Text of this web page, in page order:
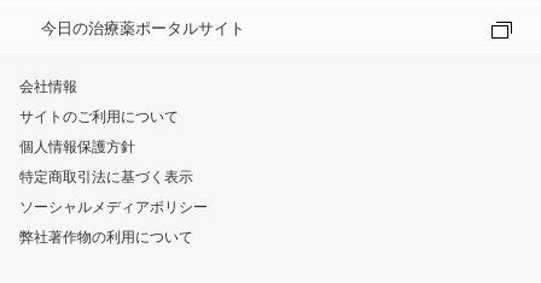
今日の治療薬ポータルサイト
会社情報
サイトのご利用について
個人情報保護方針
特定商取引法に基づく表示
ソーシャルメディアポリシー
弊社著作物の利用について